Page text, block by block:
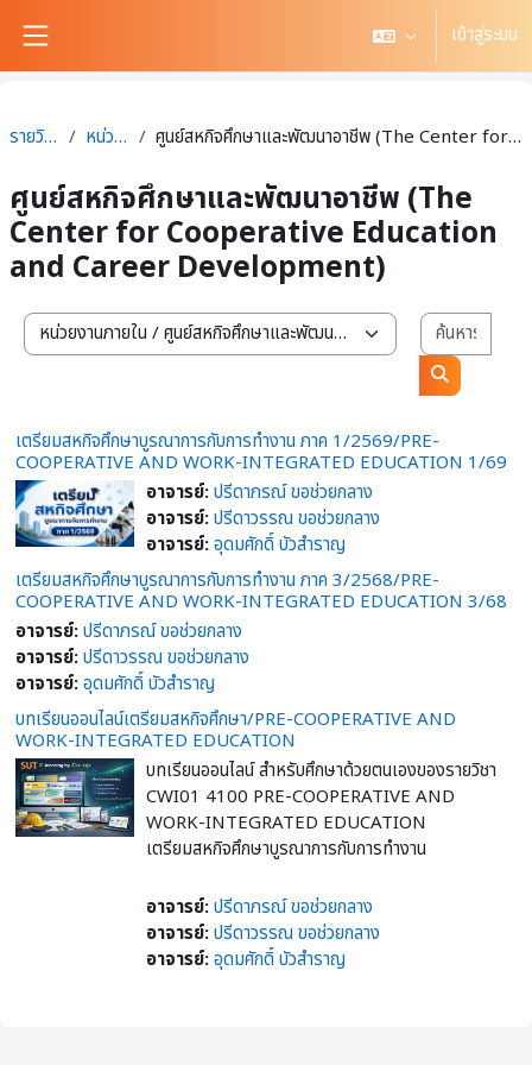
เข้าสู่ระบบ
รายวิชาทั้งหมด หน่วยงานภายใน ศูนย์สหกิจศึกษาและพัฒนาอาชีพ (The Center for Cooperative Education and Career Development)
ศูนย์สหกิจศึกษาและพัฒนาอาชีพ (The
Center for Cooperative Education
and Career Development)
สาขาวิชา / สำนักวิชา
ค้นหารายวิช
เตรียมสหกิจศึกษาบูรณาการกับการทำงาน ภาค 1/2569/PRE-
COOPERATIVE AND WORK-INTEGRATED EDUCATION 1/69
อาจารย์:ปรีดาภรณ์ ขอช่วยกลาง
อาจารย์:ปรีดาวรรณ ขอช่วยกลาง
อาจารย์:อุดมศักดิ์ บัวสำราญ
เตรียมสหกิจศึกษาบูรณาการกับการทำงาน ภาค 3/2568/PRE-
COOPERATIVE AND WORK-INTEGRATED EDUCATION 3/68
อาจารย์:ปรีดาภรณ์ ขอช่วยกลาง
อาจารย์:ปรีดาวรรณ ขอช่วยกลาง
อาจารย์:อุดมศักดิ์ บัวสำราญ
บทเรียนออนไลน์เตรียมสหกิจศึกษา/PRE-COOPERATIVE AND
WORK-INTEGRATED EDUCATION
บทเรียนออนไลน์ สำหรับศึกษาด้วยตนเองของรายวิชา
CWI01 4100 PRE-COOPERATIVE AND
WORK-INTEGRATED EDUCATION
เตรียมสหกิจศึกษาบูรณาการกับการทำงาน
อาจารย์:ปรีดาภรณ์ ขอช่วยกลาง
อาจารย์:ปรีดาวรรณ ขอช่วยกลาง
อาจารย์:อุดมศักดิ์ บัวสำราญ